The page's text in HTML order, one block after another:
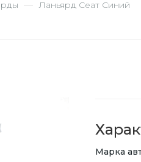
— Ланьярд Сеат Синий
Марка